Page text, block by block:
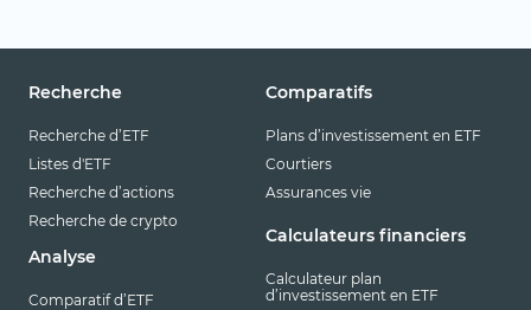
Recherche
Recherche d’ETF
Listes d'ETF
Recherche d’actions
Recherche de crypto
Analyse
Comparatif d’ETF
Comparatifs
Plans d’investissement en ETF
Courtiers
Assurances vie
Calculateurs financiers
Calculateur plan
d’investissement en ETF